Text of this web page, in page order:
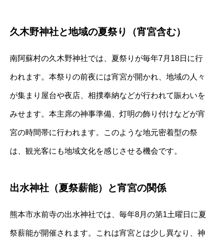
久木野神社と地域の夏祭り（宵宮含む）
南阿蘇村の久木野神社では、夏祭りが毎年7月18日に行
われます。本祭りの前夜には宵宮が開かれ、地域の人々
が集まり屋台や夜店、相撲奉納などが行われて賑わいを
みせます。本主席の神事準備、灯明の飾り付けなどが宵
宮の時間帯に行われます。このような地元密着型の祭
は、観光客にも地域文化を感じさせる機会です。
出水神社（夏祭薪能）と宵宮の関係
熊本市水前寺の出水神社では、毎年8月の第1土曜日に夏
祭薪能が開催されます。これは宵宮とは少し異なり、神